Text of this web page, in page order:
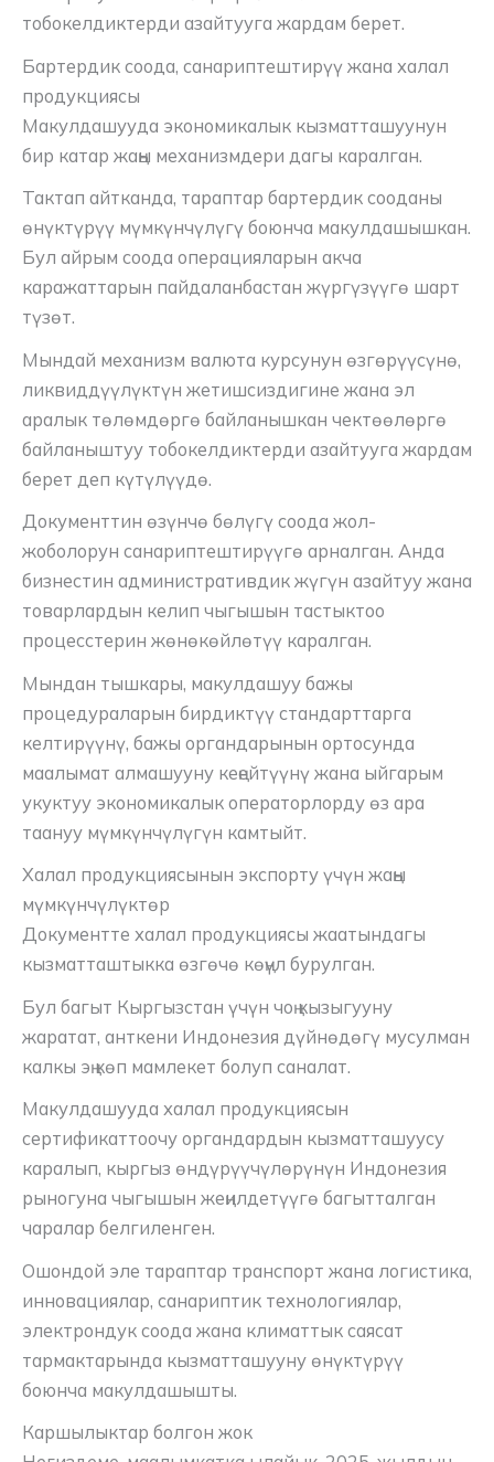
тобокелдиктерди азайтууга жардам берет.
Бартердик соода, санариптештирүү жана халал
продукциясы
Макулдашууда экономикалык кызматташуунун
бир катар жаңы механизмдери дагы каралган.
Тактап айтканда, тараптар бартердик сооданы
өнүктүрүү мүмкүнчүлүгү боюнча макулдашышкан.
Бул айрым соода операцияларын акча
каражаттарын пайдаланбастан жүргүзүүгө шарт
түзөт.
Мындай механизм валюта курсунун өзгөрүүсүнө,
ликвиддүүлүктүн жетишсиздигине жана эл
аралык төлөмдөргө байланышкан чектөөлөргө
байланыштуу тобокелдиктерди азайтууга жардам
берет деп күтүлүүдө.
Документтин өзүнчө бөлүгү соода жол-
жоболорун санариптештирүүгө арналган. Анда
бизнестин административдик жүгүн азайтуу жана
товарлардын келип чыгышын тастыктоо
процесстерин жөнөкөйлөтүү каралган.
Мындан тышкары, макулдашуу бажы
процедураларын бирдиктүү стандарттарга
келтирүүнү, бажы органдарынын ортосунда
маалымат алмашууну кеңейтүүнү жана ыйгарым
укуктуу экономикалык операторлорду өз ара
таануу мүмкүнчүлүгүн камтыйт.
Халал продукциясынын экспорту үчүн жаңы
мүмкүнчүлүктөр
Документте халал продукциясы жаатындагы
кызматташтыкка өзгөчө көңүл бурулган.
Бул багыт Кыргызстан үчүн чоң кызыгууну
жаратат, анткени Индонезия дүйнөдөгү мусулман
калкы эң көп мамлекет болуп саналат.
Макулдашууда халал продукциясын
сертификаттоочу органдардын кызматташуусу
каралып, кыргыз өндүрүүчүлөрүнүн Индонезия
рыногуна чыгышын жеңилдетүүгө багытталган
чаралар белгиленген.
Ошондой эле тараптар транспорт жана логистика,
инновациялар, санариптик технологиялар,
электрондук соода жана климаттык саясат
тармактарында кызматташууну өнүктүрүү
боюнча макулдашышты.
Каршылыктар болгон жок